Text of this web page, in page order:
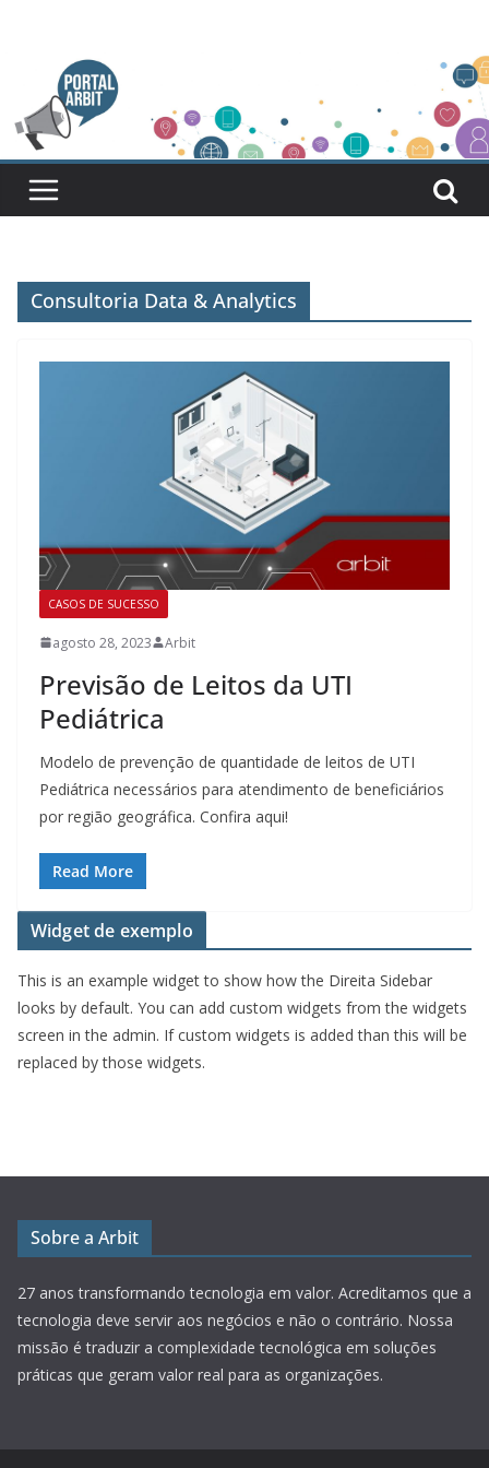
conteúdo
Consultoria Data & Analytics
CASOS DE SUCESSO
agosto 28, 2023 Arbit
Previsão de Leitos da UTI
Pediátrica
Modelo de prevenção de quantidade de leitos de UTI
Pediátrica necessários para atendimento de beneficiários
por região geográfica. Confira aqui!
Read More
Widget de exemplo
This is an example widget to show how the Direita Sidebar
looks by default. You can add custom widgets from the widgets
screen in the admin. If custom widgets is added than this will be
replaced by those widgets.
Sobre a Arbit
27 anos transformando tecnologia em valor. Acreditamos que a
tecnologia deve servir aos negócios e não o contrário. Nossa
missão é traduzir a complexidade tecnológica em soluções
práticas que geram valor real para as organizações.